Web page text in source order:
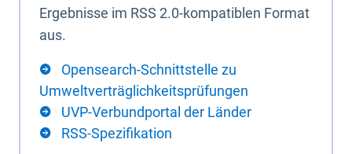
Ergebnisse im RSS 2.0-kompatiblen Format
aus.
Opensearch-Schnittstelle zu
Umweltverträglichkeitsprüfungen
UVP-Verbundportal der Länder
RSS-Spezifikation